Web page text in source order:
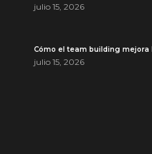
julio 15, 2026
Cómo el team building
julio 15, 2026